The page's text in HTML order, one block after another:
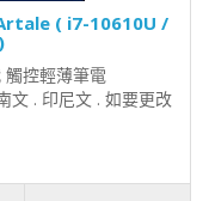
( i7-10610U /
控輕薄筆電
. 印尼文 . 如要更改